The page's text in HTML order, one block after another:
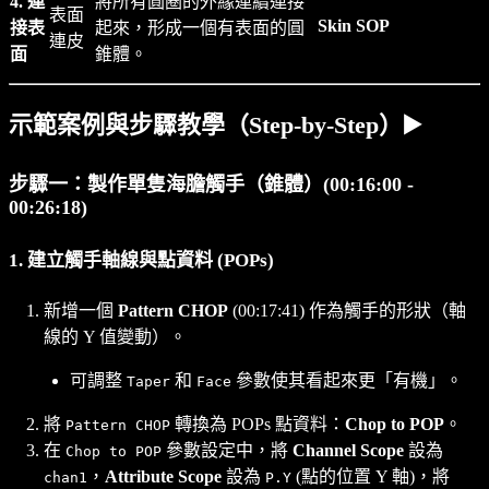
接表
面
表面
連皮
起來，形成一個有表面的圓
錐體。
Skin SOP
示範案例與步驟教學（Step-by-Step）▶️
步驟一：製作單隻海膽觸手（錐體）(00:16:00 -
00:26:18)
1. 建立觸手軸線與點資料 (POPs)
新增一個 Pattern CHOP (00:17:41) 作為觸手的形狀（軸
線的 Y 值變動）。
可調整 Taper 和 Face 參數使其看起來更「有機」。
將 Pattern CHOP 轉換為 POPs 點資料： Chop to POP 。
在 Chop to POP 參數設定中，將 Channel Scope 設為
chan1 ， Attribute Scope 設為 P.Y (點的位置 Y 軸)，將